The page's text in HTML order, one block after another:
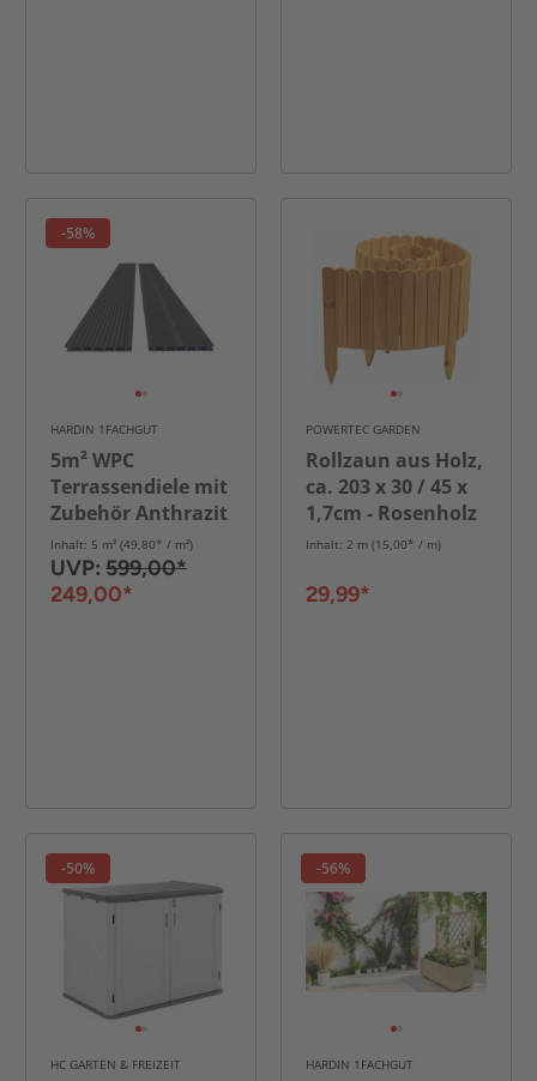
-58%
HARDIN 1FACHGUT
5m² WPC
Terrassendiele mit
Zubehör Anthrazit
Inhalt: 5 m² (49,80* / m²)
UVP: 599,00*
249,00*
POWERTEC GARDEN
Rollzaun aus Holz,
ca. 203 x 30 / 45 x
1,7cm - Rosenholz
Inhalt: 2 m (15,00* / m)
29,99*
-50%
HC GARTEN & FREIZEIT
-56%
HARDIN 1FACHGUT